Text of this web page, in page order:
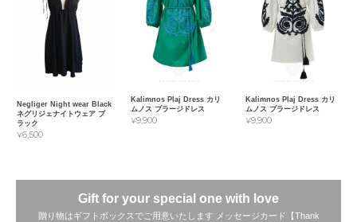
Negliger Night wear Black
ネグリジェナイトウェア ブ
ラック
¥6,500
Kalimnos Plaj Dress カリ
ムノス プラージドレス
¥9,900
Kalimnos Plaj Dress カリ
ムノス プラージドレス
¥9,900
Gift for your special one with love
贈り物はギフトボックスでご用意いたします メッセージカード【Thank